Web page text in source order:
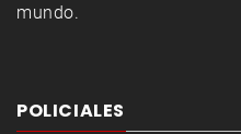
mundo.
POLICIALES